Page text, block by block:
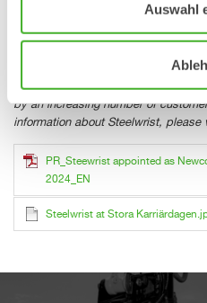
Auswahl
Steelwrist is a global manufacturer
Sweden. A determined focus on
products, combined with fast
by an increasing number of
information about Steelwrist,
PR_Steewrist appointed as
2024_EN
Steelwrist at Stora